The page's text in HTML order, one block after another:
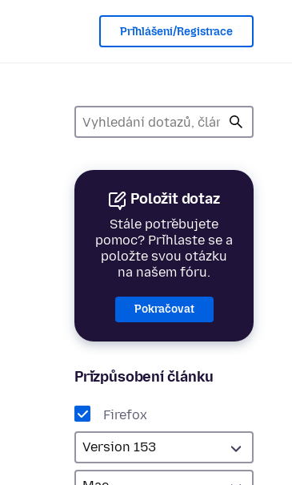
Přihlášení/Registrace
Položit dotaz
Stále potřebujete
pomoc? Přihlaste se a
položte svou otázku
na našem fóru.
Pokračovat
Přizpůsobení článku
Firefox